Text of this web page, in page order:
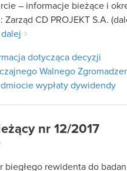
– informacje bieżące i
Zarząd CD PROJEKT S.A.
dotycząca decyzji
Walnego
wypłaty dywidendy
nr 12/2017
biegłego rewidenta do